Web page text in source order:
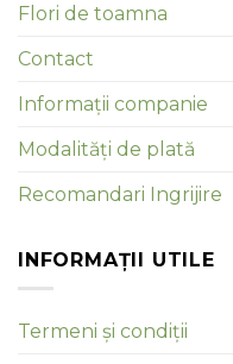
Flori de toamna
Contact
Informații companie
Modalități de plată
Recomandari Ingrijire
INFORMAȚII UTILE
Termeni și condiții